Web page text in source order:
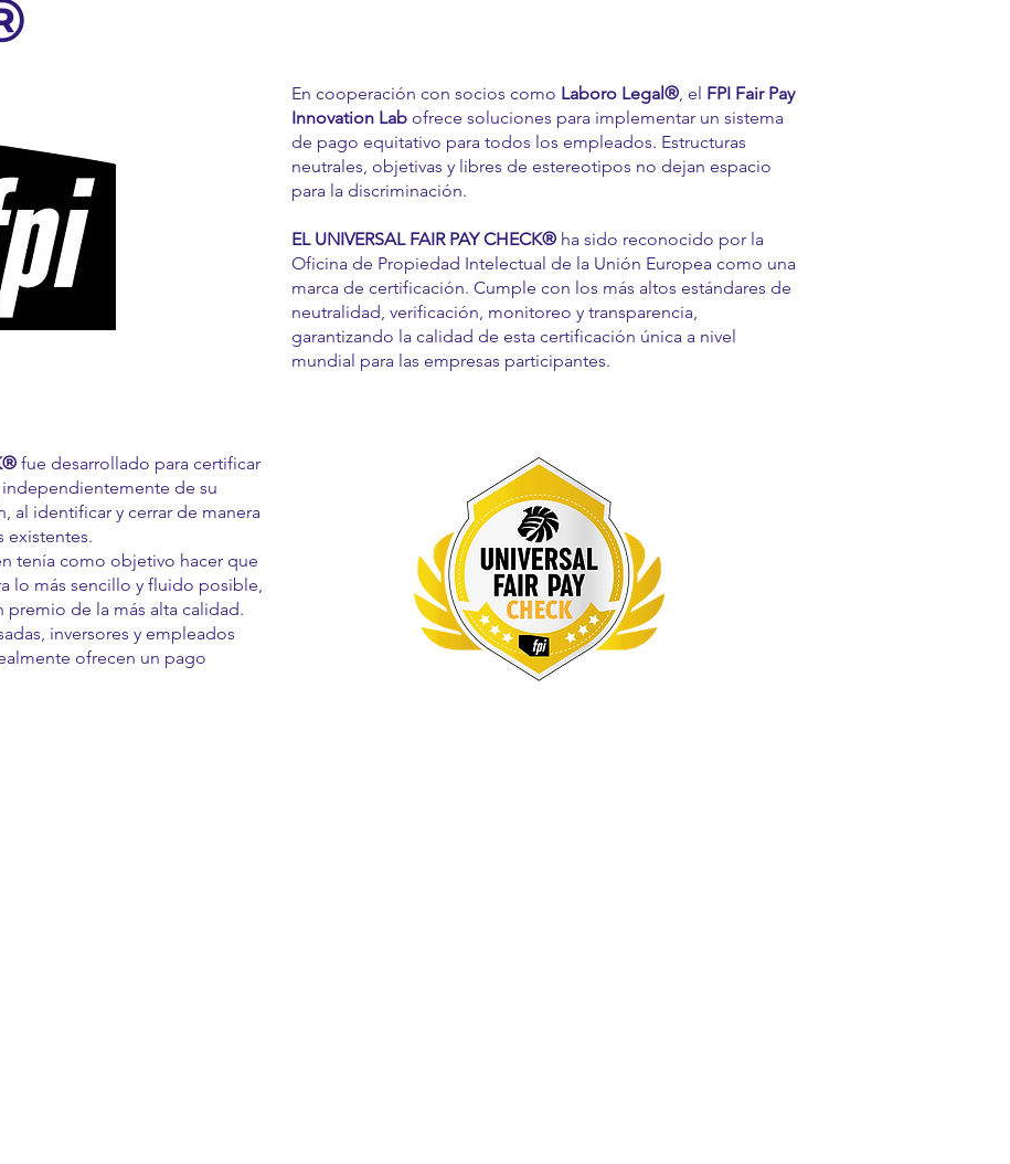
fue desarrollado para certificar
de su
al identificar y cerrar de manera
existentes.
tenía como objetivo hacer que
lo más sencillo y fluido posible,
de la más alta calidad.
inversores y empleados
ofrecen un pago
En cooperación con socios como Laboro Legal®, el FPI Fair Pay
Innovation Lab ofrece soluciones para implementar un sistema
de pago equitativo para todos los empleados. Estructuras
neutrales, objetivas y libres de estereotipos no dejan espacio
para la discriminación.
EL UNIVERSAL FAIR PAY CHECK® ha sido reconocido por la
Oficina de Propiedad Intelectual de la Unión Europea como una
marca de certificación. Cumple con los más altos estándares de
neutralidad, verificación, monitoreo y transparencia,
garantizando la calidad de esta certificación única a nivel
mundial para las empresas participantes.